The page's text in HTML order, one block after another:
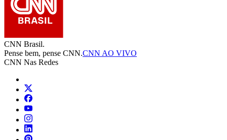
CNN Brasil.
Pense bem, pense CNN.CNN AO VIVO
CNN Nas Redes